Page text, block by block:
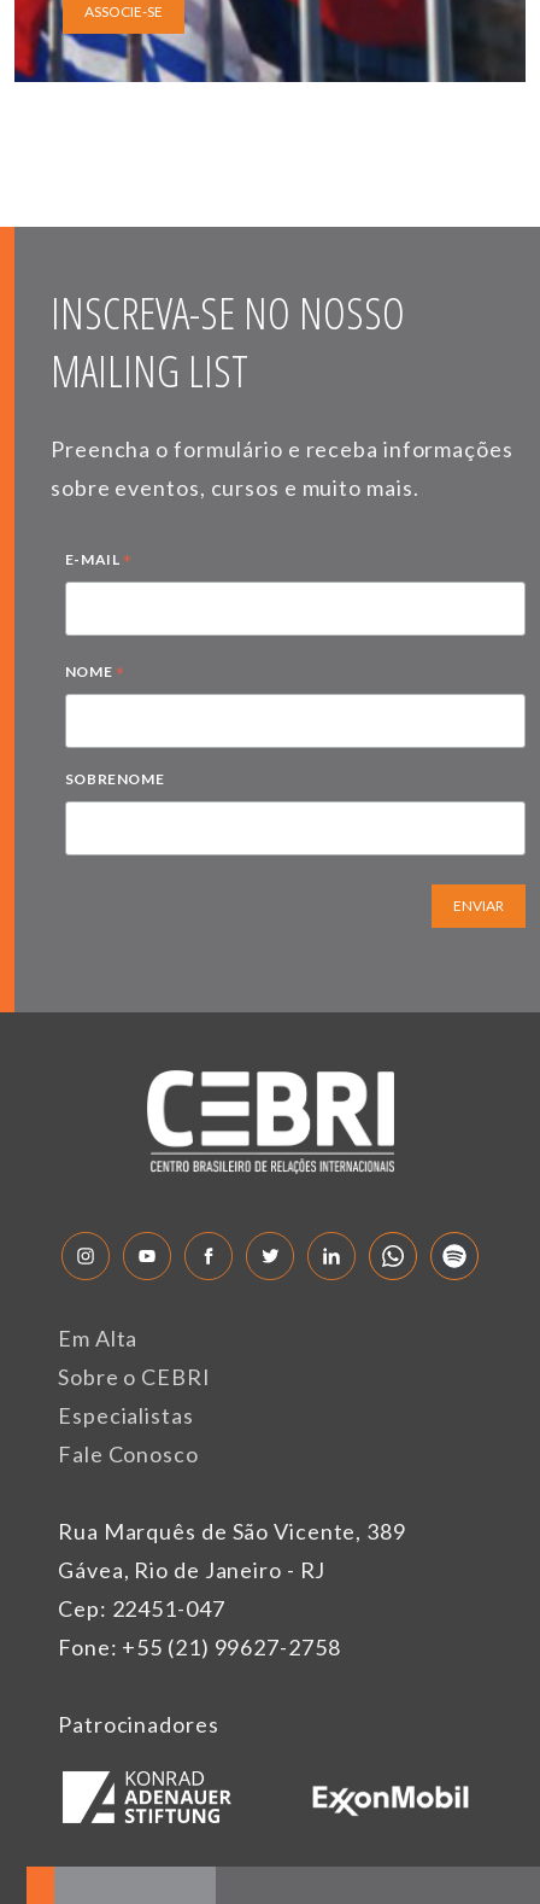
ASSOCIE-SE
INSCREVA-SE NO NOSSO
MAILING LIST
Preencha o formulário e receba informações
sobre eventos, cursos e muito mais.
E-MAIL *
NOME *
SOBRENOME
ENVIAR
Rua Marquês de São Vicente, 389
Gávea, Rio de Janeiro - RJ
Cep: 22451-047
Fone: +55 (21) 99627-2758
Em Alta
Sobre o CEBRI
Especialistas
Fale Conosco
Patrocinadores